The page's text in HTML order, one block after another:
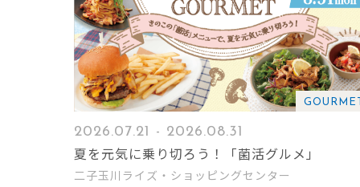
2026.07.21 - 2026.08.31
夏を元気に乗り切ろう！「菌活グルメ」
二子玉川ライズ・ショッピングセンター